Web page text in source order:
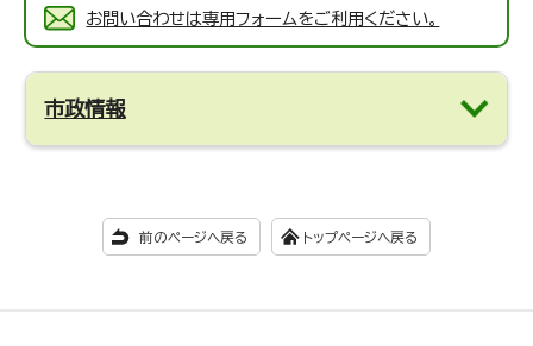
お問い合わせは専用フォームをご利用ください。
市政情報
前のページへ戻る トップページへ戻る